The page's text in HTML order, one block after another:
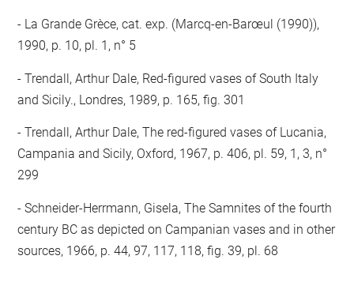
La Grande Grèce, cat. exp. (Marcq-en-Barœul (1990)),
1990, p. 10, pl. 1, n° 5
Trendall, Arthur Dale, Red-figured vases of South Italy
and Sicily., Londres, 1989, p. 165, fig. 301
Trendall, Arthur Dale, The red-figured vases of Lucania,
Campania and Sicily, Oxford, 1967, p. 406, pl. 59, 1, 3, n°
299
Schneider-Herrmann, Gisela, The Samnites of the fourth
century BC as depicted on Campanian vases and in other
sources, 1966, p. 44, 97, 117, 118, fig. 39, pl. 68